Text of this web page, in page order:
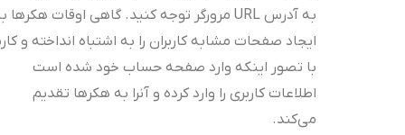
به آدرس URL مرورگر توجه کنید. گاهی اوقات هکرها با
ایجاد صفحات مشابه کاربران را به اشتباه انداخته و کاربر
با تصور اینکه وارد صفحه حساب خود شده است
اطلاعات کاربری را وارد کرده و آنرا به هکرها تقدیم
می‌کند.